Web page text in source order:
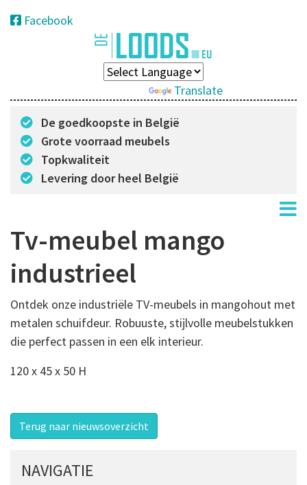
Facebook
Translate
De goedkoopste in België
Grote voorraad meubels
Topkwaliteit
Levering door heel België
Tv-meubel mango
industrieel
Ontdek onze industriële TV-meubels in mangohout met
metalen schuifdeur. Robuuste, stijlvolle meubelstukken
die perfect passen in een elk interieur.
120 x 45 x 50 H
Terug naar nieuwsoverzicht
NAVIGATIE